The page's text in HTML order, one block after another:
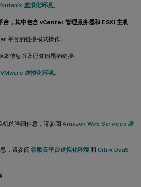
Nutanix 虚拟化环境。
台，其中包含 vCenter 管理服务器和 ESXi 主机
平台的链接模式操作。
本信息以及已知问题的链接。
VMware 虚拟化环境。
机的详细信息，请参阅 Amazon Web Services 虚
，请参阅 谷歌云平台虚拟化环境 和 Citrix DaaS